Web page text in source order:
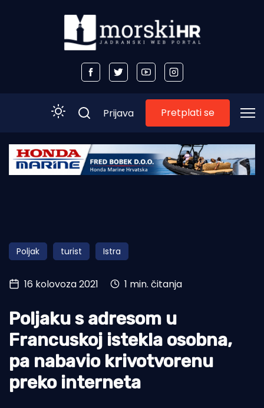
Početna
Obala
Otoci
Turizam i nautika
Pomorstvo
Ribolov
Ekologija
Tradicija i kultura
Prijava Pretplati se
Poljak turist Istra
16 kolovoza 2021 1 min. čitanja
Poljaku s adresom u
Francuskoj istekla osobna,
pa nabavio krivotvorenu
preko interneta